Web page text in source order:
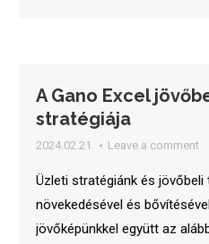
A Gano Excel
stratégiája
2024.02.21. Leave a comment
Üzleti stratégiánk és jövőbeli
növekedésével és
jövőképünkkel együtt az